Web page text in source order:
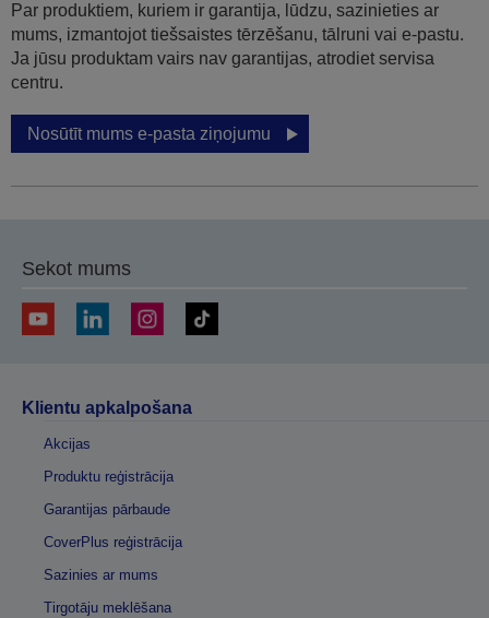
Par produktiem, kuriem ir garantija, lūdzu, sazinieties ar
mums, izmantojot tiešsaistes tērzēšanu, tālruni vai e-pastu.
Ja jūsu produktam vairs nav garantijas, atrodiet servisa
centru.
Nosūtīt mums e-pasta ziņojumu
Sekot mums
Klientu apkalpošana
Akcijas
Produktu reģistrācija
Garantijas pārbaude
CoverPlus reģistrācija
Sazinies ar mums
Tirgotāju meklēšana